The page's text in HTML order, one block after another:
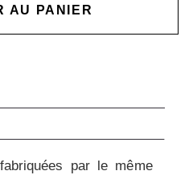
AU PANIER
par le même